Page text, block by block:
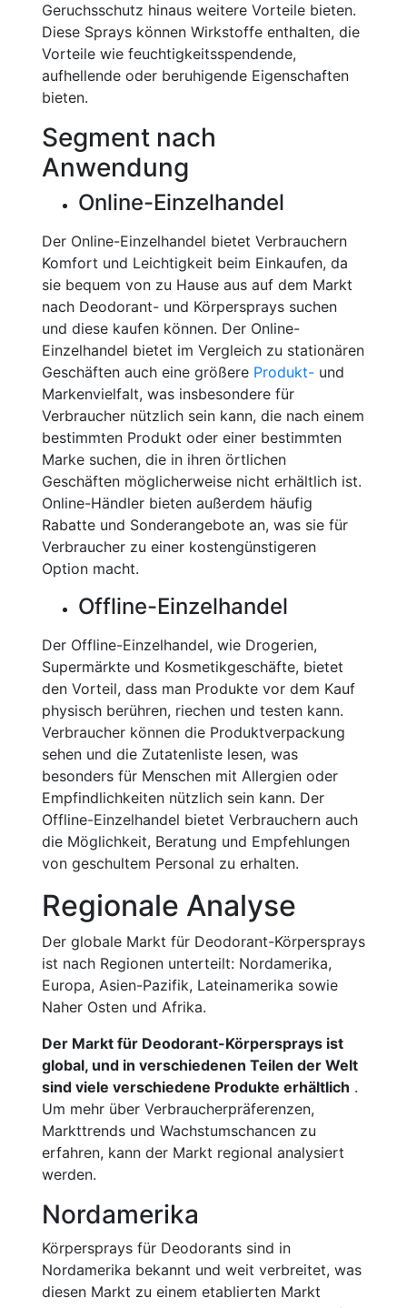
Geruchsschutz hinaus weitere Vorteile bieten.
Diese Sprays können Wirkstoffe enthalten, die
Vorteile wie feuchtigkeitsspendende,
aufhellende oder beruhigende Eigenschaften
bieten.
Segment nach
Anwendung
Online-Einzelhandel
Der Online-Einzelhandel bietet Verbrauchern
Komfort und Leichtigkeit beim Einkaufen, da
sie bequem von zu Hause aus auf dem Markt
nach Deodorant- und Körpersprays suchen
und diese kaufen können. Der Online-
Einzelhandel bietet im Vergleich zu stationären
Geschäften auch eine größere Produkt- und
Markenvielfalt, was insbesondere für
Verbraucher nützlich sein kann, die nach einem
bestimmten Produkt oder einer bestimmten
Marke suchen, die in ihren örtlichen
Geschäften möglicherweise nicht erhältlich ist.
Online-Händler bieten außerdem häufig
Rabatte und Sonderangebote an, was sie für
Verbraucher zu einer kostengünstigeren
Option macht.
Offline-Einzelhandel
Der Offline-Einzelhandel, wie Drogerien,
Supermärkte und Kosmetikgeschäfte, bietet
den Vorteil, dass man Produkte vor dem Kauf
physisch berühren, riechen und testen kann.
Verbraucher können die Produktverpackung
sehen und die Zutatenliste lesen, was
besonders für Menschen mit Allergien oder
Empfindlichkeiten nützlich sein kann. Der
Offline-Einzelhandel bietet Verbrauchern auch
die Möglichkeit, Beratung und Empfehlungen
von geschultem Personal zu erhalten.
Regionale Analyse
Der globale Markt für Deodorant-Körpersprays
ist nach Regionen unterteilt: Nordamerika,
Europa, Asien-Pazifik, Lateinamerika sowie
Naher Osten und Afrika.
Der Markt für Deodorant-Körpersprays ist
global, und in verschiedenen Teilen der Welt
sind viele verschiedene Produkte erhältlich .
Um mehr über Verbraucherpräferenzen,
Markttrends und Wachstumschancen zu
erfahren, kann der Markt regional analysiert
werden.
Nordamerika
Körpersprays für Deodorants sind in
Nordamerika bekannt und weit verbreitet, was
diesen Markt zu einem etablierten Markt